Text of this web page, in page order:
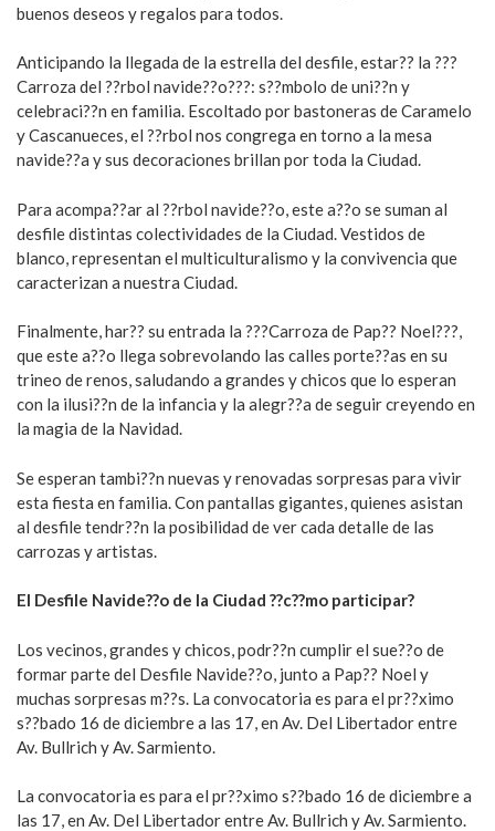
buenos deseos y regalos para todos.
Anticipando la llegada de la estrella del desfile, estar?? la ???
Carroza del ??rbol navide??o???: s??mbolo de uni??n y
celebraci??n en familia. Escoltado por bastoneras de Caramelo
y Cascanueces, el ??rbol nos congrega en torno a la mesa
navide??a y sus decoraciones brillan por toda la Ciudad.
Para acompa??ar al ??rbol navide??o, este a??o se suman al
desfile distintas colectividades de la Ciudad. Vestidos de
blanco, representan el multiculturalismo y la convivencia que
caracterizan a nuestra Ciudad.
Finalmente, har?? su entrada la ???Carroza de Pap?? Noel???,
que este a??o llega sobrevolando las calles porte??as en su
trineo de renos, saludando a grandes y chicos que lo esperan
con la ilusi??n de la infancia y la alegr??a de seguir creyendo en
la magia de la Navidad.
Se esperan tambi??n nuevas y renovadas sorpresas para vivir
esta fiesta en familia. Con pantallas gigantes, quienes asistan
al desfile tendr??n la posibilidad de ver cada detalle de las
carrozas y artistas.
El Desfile Navide??o de la Ciudad ??c??mo participar?
Los vecinos, grandes y chicos, podr??n cumplir el sue??o de
formar parte del Desfile Navide??o, junto a Pap?? Noel y
muchas sorpresas m??s. La convocatoria es para el pr??ximo
s??bado 16 de diciembre a las 17, en Av. Del Libertador entre
Av. Bullrich y Av. Sarmiento.
La convocatoria es para el pr??ximo s??bado 16 de diciembre a
las 17, en Av. Del Libertador entre Av. Bullrich y Av. Sarmiento.